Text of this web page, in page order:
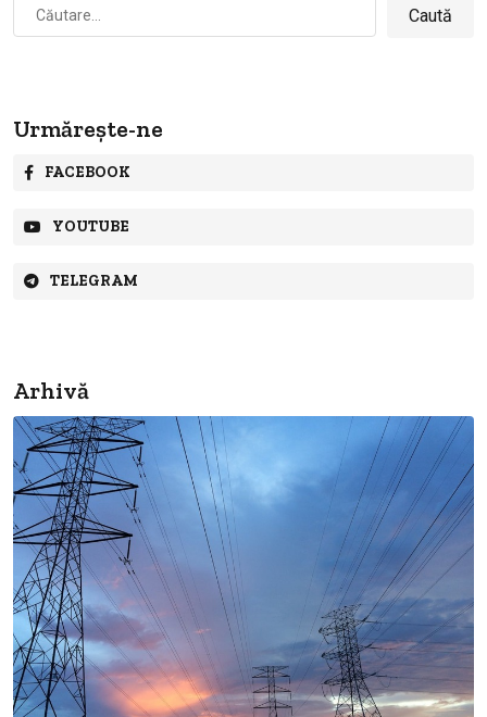
după:
Urmărește-ne
FACEBOOK
YOUTUBE
TELEGRAM
Arhivă